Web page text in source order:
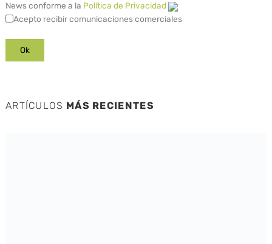
News conforme a la Política de Privacidad
Acepto recibir comunicaciones comerciales
ARTÍCULOS MÁS RECIENTES